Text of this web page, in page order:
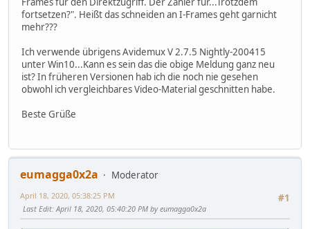
fortsetzen?". Heißt das schneiden an I-Frames geht garnicht
mehr???
Ich verwende übrigens Avidemux V 2.7.5 Nightly-200415
unter Win10...Kann es sein das die obige Meldung ganz neu
ist? In früheren Versionen hab ich die noch nie gesehen
obwohl ich vergleichbares Video-Material geschnitten habe.
Beste Grüße
eumagga0x2a
Moderator
#1
April 18, 2020, 05:38:25 PM
Last Edit: April 18, 2020, 05:40:20 PM by eumagga0x2a